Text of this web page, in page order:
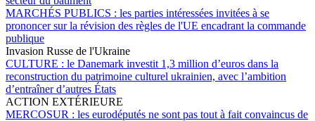
MARCHÉS PUBLICS : les parties intéressées invitées à se
prononcer sur la révision des règles de l'UE encadrant la commande
publique
Invasion Russe de l'Ukraine
CULTURE : le Danemark investit 1,3 million d’euros dans la
reconstruction du patrimoine culturel ukrainien, avec l’ambition
d’entraîner d’autres États
ACTION EXTÉRIEURE
MERCOSUR : les eurodéputés ne sont pas tout à fait convaincus de